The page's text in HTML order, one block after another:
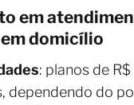
em
domicílio
: planos de
dependendo do